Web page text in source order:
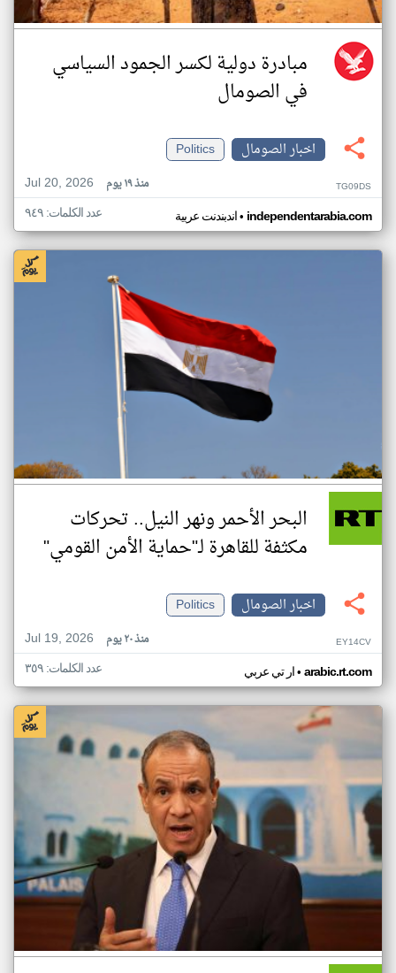
مبادرة دولية لكسر الجمود السياسي
في الصومال
اخبار الصومال
Politics
Jul 20, 2026
منذ ١٩ يوم TG09DS
اندبندنت عربية• independentarabia.com عدد الكلمات: ٩٤٩
البحر الأحمر ونهر النيل.. تحركات
مكثفة للقاهرة لـ"حماية الأمن القومي"
اخبار الصومال
Politics
Jul 19, 2026
منذ ٢٠ يوم EY14CV
ار تي عربي• arabic.rt.com عدد الكلمات: ٣٥٩